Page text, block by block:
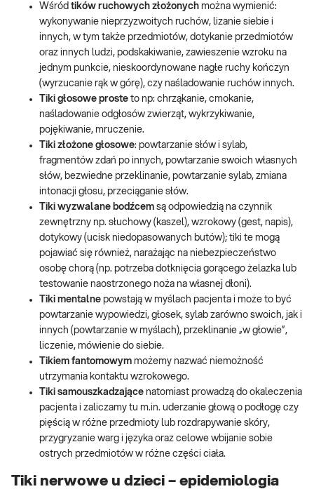
Wśród tików ruchowych złożonych można wymienić:
wykonywanie nieprzyzwoitych ruchów, lizanie siebie i
innych, w tym także przedmiotów, dotykanie przedmiotów
oraz innych ludzi, podskakiwanie, zawieszenie wzroku na
jednym punkcie, nieskoordynowane nagłe ruchy kończyn
(wyrzucanie rąk w górę), czy naśladowanie ruchów innych.
Tiki głosowe proste to np: chrząkanie, cmokanie,
naśladowanie odgłosów zwierząt, wykrzykiwanie,
pojękiwanie, mruczenie.
Tiki złożone głosowe: powtarzanie słów i sylab,
fragmentów zdań po innych, powtarzanie swoich własnych
słów, bezwiedne przeklinanie, powtarzanie sylab, zmiana
intonacji głosu, przeciąganie słów.
Tiki wyzwalane bodźcem są odpowiedzią na czynnik
zewnętrzny np. słuchowy (kaszel), wzrokowy (gest, napis),
dotykowy (ucisk niedopasowanych butów); tiki te mogą
pojawiać się również, narażając na niebezpieczeństwo
osobę chorą (np. potrzeba dotknięcia gorącego żelazka lub
testowanie naostrzonego noża na własnej dłoni).
Tiki mentalne powstają w myślach pacjenta i może to być
powtarzanie wypowiedzi, głosek, sylab zarówno swoich, jak i
innych (powtarzanie w myślach), przeklinanie „w głowie”,
liczenie, mówienie do siebie.
Tikiem fantomowym możemy nazwać niemożność
utrzymania kontaktu wzrokowego.
Tiki samouszkadzające natomiast prowadzą do okaleczenia
pacjenta i zaliczamy tu m.in. uderzanie głową o podłogę czy
pięścią w różne przedmioty lub rozdrapywanie skóry,
przygryzanie warg i języka oraz celowe wbijanie sobie
ostrych przedmiotów w różne części ciała.
Tiki nerwowe u dzieci – epidemiologia